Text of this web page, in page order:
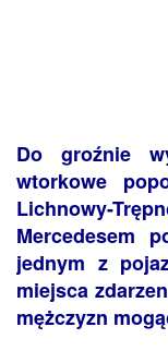
Do groźnie
wtorkowe
Lichnowy-
Mercedesem
jednym z
miejsca
mężczyzn